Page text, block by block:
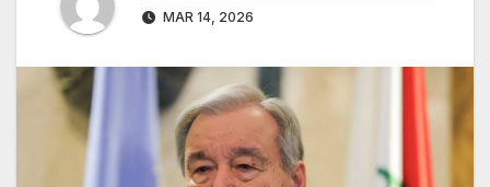
MAR 14, 2026